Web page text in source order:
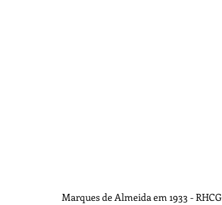
Marques de Almeida em 1933 - RHCG